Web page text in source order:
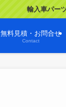
輸入車パー
無料見積・お問合せ
Contact